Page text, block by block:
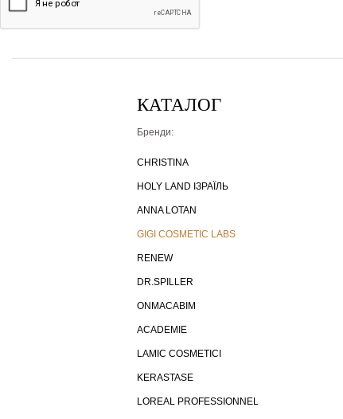
КАТАЛОГ
Бренди:
CHRISTINA
HOLY LAND ІЗРАЇЛЬ
ANNA LOTAN
GIGI COSMETIC LABS
RENEW
DR.SPILLER
ONMACABIM
ACADEMIE
LAMIC COSMETICI
KERASTASE
LOREAL PROFESSIONNEL